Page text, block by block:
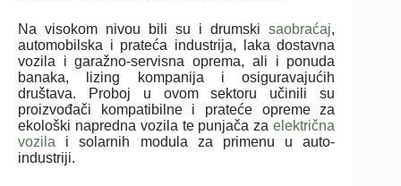
Na visokom nivou bili su i drumskisaobraćaj,
automobilska i prateća industrija, laka dostavna
vozila i garažno-servisna oprema, ali i ponuda
banaka, lizing kompanija i osiguravajućih
društava. Proboj u ovom sektoru učinili su
proizvođači kompatibilne i prateće opreme za
ekološki napredna vozila te punjača zaelektrična
vozila i solarnih modula za primenu u auto-
industriji.